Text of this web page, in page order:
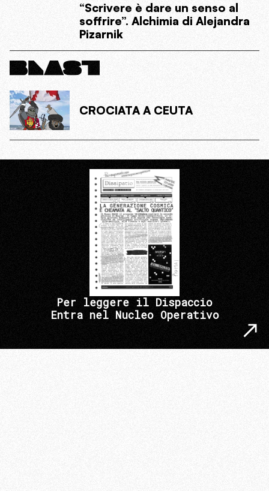
“Scrivere è dare un senso al
soffrire”. Alchimia di Alejandra
Pizarnik
CROCIATA A CEUTA
Per leggere il Dispaccio
Entra nel Nucleo Operativo